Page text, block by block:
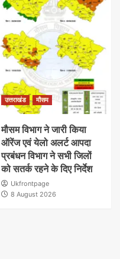
उत्तराखंड मौसम
मौसम विभाग ने जारी किया
ऑरेंज एवं येलो अलर्ट आपदा
प्रबंधन विभाग ने सभी जिलों
को सतर्क रहने के दिए निर्देश
Ukfrontpage
8 August 2026